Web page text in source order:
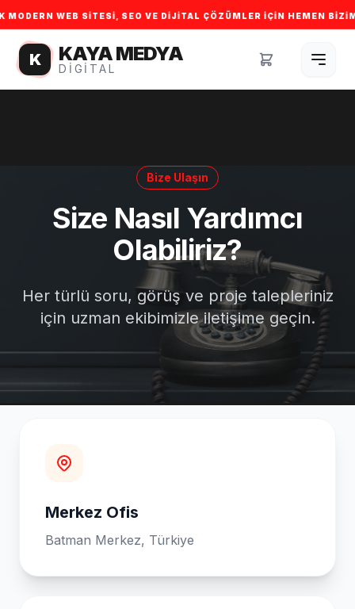
WEB SITESI, SEO VE DIJITAL ÇÖZÜMLER IÇIN HEMEN
K KAYA MEDYA
DIGITAL
Bize Ulaşın
Size Nasıl Yardımcı
Olabiliriz?
Her türlü soru, görüş ve proje talepleriniz
için uzman ekibimizle iletişime geçin.
Merkez Ofis
Batman Merkez, Türkiye